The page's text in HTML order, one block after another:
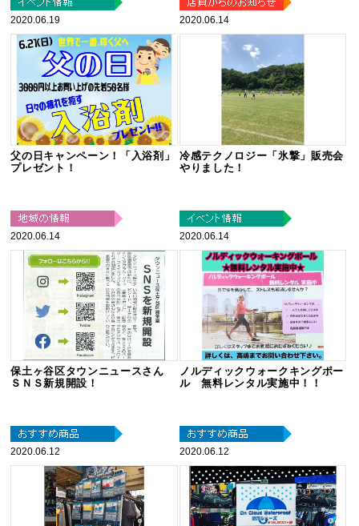
2020.06.19
父の日キャンペーン！「入浴剤」
プレゼント！
2020.06.14
冷感テクノロジー「氷撃」販売会
やりました！
2020.06.14
保土ヶ谷区タウンニュースさん
ＳＮＳ新規開設！
2020.06.14
ノルディックウォークキングポー
ル 無料レンタル実施中！！
2020.06.12 2020.06.12